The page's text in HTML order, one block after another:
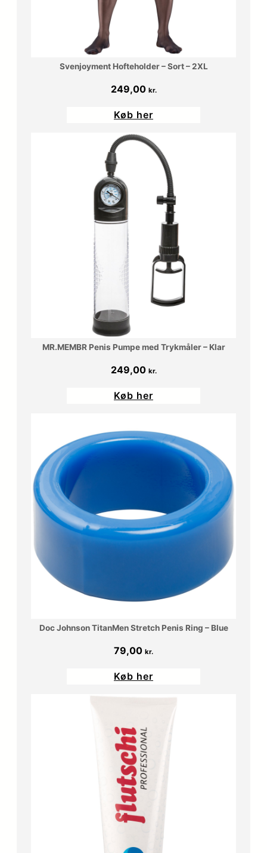
Svenjoyment Hofteholder – Sort – 2XL
249,00 kr.
Køb her
MR.MEMBR Penis Pumpe med Trykmåler – Klar
249,00 kr.
Køb her
Doc Johnson TitanMen Stretch Penis Ring – Blue
79,00 kr.
Køb her